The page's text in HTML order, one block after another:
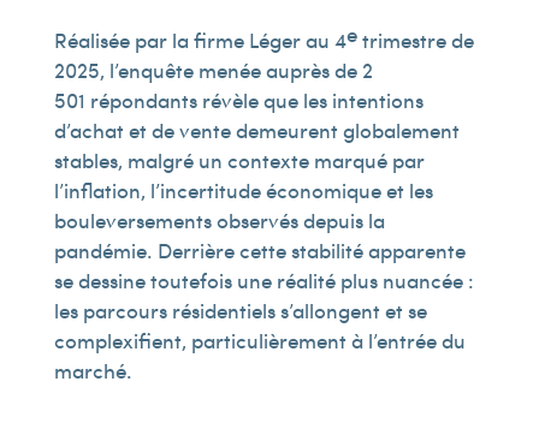
Réalisée par la firme Léger au 4etrimestre de
2025, l’enquête menée auprès de 2
501 répondants révèle que les intentions
d’achat et de vente demeurent globalement
stables, malgré un contexte marqué par
l’inflation, l’incertitude économique et les
bouleversements observés depuis la
pandémie. Derrière cette stabilité apparente
se dessine toutefois une réalité plus nuancée :
les parcours résidentiels s’allongent et se
complexifient, particulièrement à l’entrée du
marché.